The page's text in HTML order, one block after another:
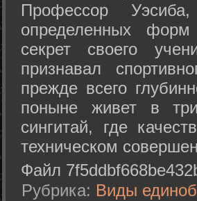
Профессор
определенных
секрет своего
признавал
прежде всего
поныне живет в
сингитай, где
техническом
Файл
Рубрика: Виды